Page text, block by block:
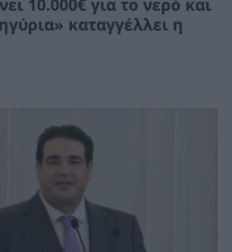
10.000€ για το νερό και
καταγγέλλει η